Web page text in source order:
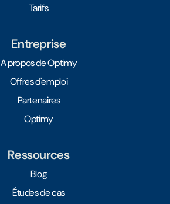
Tarifs
Entreprise
A propos de Optimy
Offres d'emploi
Partenaires
Optimy
Ressources
Blog
Études de cas